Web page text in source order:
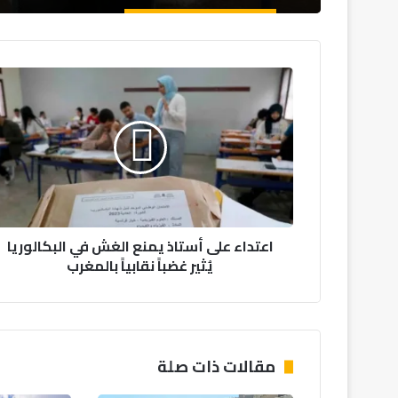
ا
ع
د
ء
ع
ى
ا
ن
ع
اعتداء على أستاذ يمنع الغش في البكالوريا
يُثير غضباً نقابياً بالمغرب
مقالات ذات صلة